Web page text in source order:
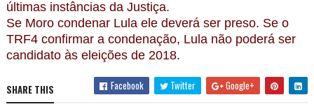
últimas instâncias da Justiça.
Se Moro condenar Lula ele deverá ser preso. Se o
TRF4 confirmar a condenação, Lula não poderá ser
candidato às eleições de 2018.
SHARE THIS Facebook Twitter Google+